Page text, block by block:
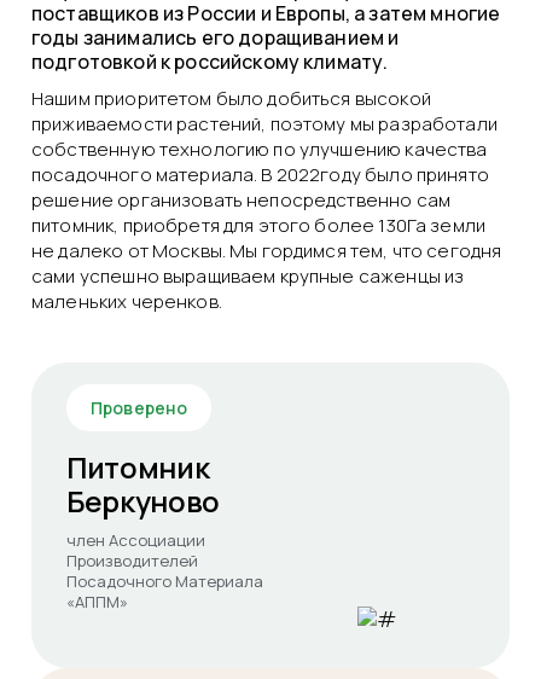
поставщиков из России и Европы, а затем многие
годы занимались его доращиванием и
подготовкой к российскому климату.
Нашим приоритетом было добиться высокой
приживаемости растений, поэтому мы разработали
собственную технологию по улучшению качества
посадочного материала. В 2022году было принято
решение организовать непосредственно сам
питомник, приобретя для этого более 130Га земли
не далеко от Москвы. Мы гордимся тем, что сегодня
сами успешно выращиваем крупные саженцы из
маленьких черенков.
Проверено
Питомник
Беркуново
член Ассоциации
Производителей
Посадочного Материала
«АППМ»